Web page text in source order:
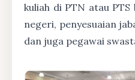
kuliah di PTN atau
negeri, penyesuaian
dan juga pegawai